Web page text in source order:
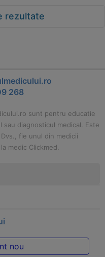
rezultate
268
sunt pentru educatie
diagnosticul medical. Este
fie unul din medicii
medic Clickmed.
nou